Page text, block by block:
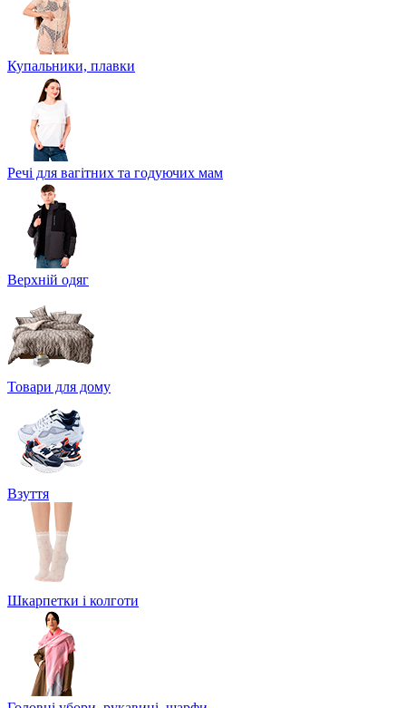
Купальники, плавки
Речі для вагітних та годуючих мам
Верхній одяг
Товари для дому
Взуття
Шкарпетки і колготи